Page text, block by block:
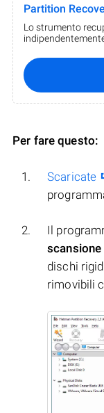
Partition
Lo strumento
Per fare questo:
Scaricate
Il
scansione
dischi
rimovibili